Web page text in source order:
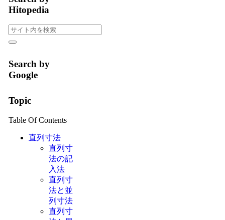
Hitopedia
Search by
Google
Topic
Table Of Contents
直列寸法
直列寸
法の記
入法
直列寸
法と並
列寸法
直列寸